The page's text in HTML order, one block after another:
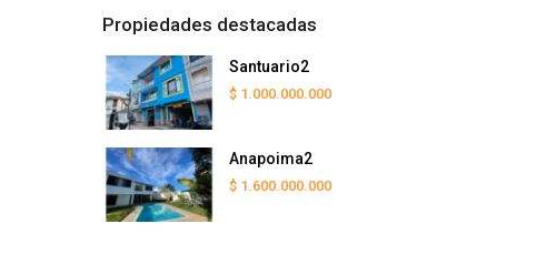
Propiedades destacadas
Santuario2
$ 1.000.000.000
Anapoima2
$ 1.600.000.000